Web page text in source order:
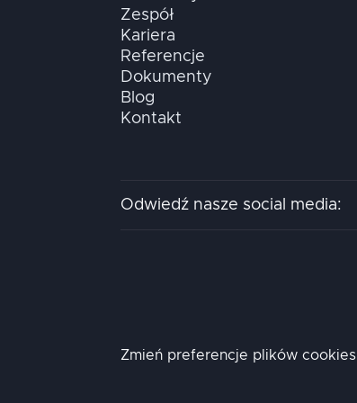
Zespół
Kariera
Referencje
Dokumenty
Blog
Kontakt
Odwiedź nasze social media:
Zmień preferencje plików cookies